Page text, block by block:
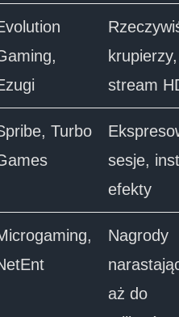
krupierzy,
stream
Turbo
sesje,
efekty
Nagrody
aż do